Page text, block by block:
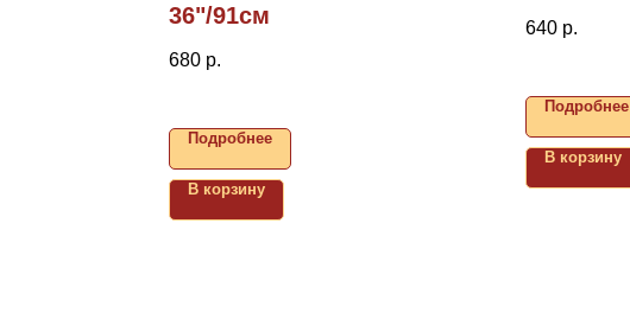
36"/91см
680 р.
Подробнее
В корзину
640 р.
Подробнее
В корзину